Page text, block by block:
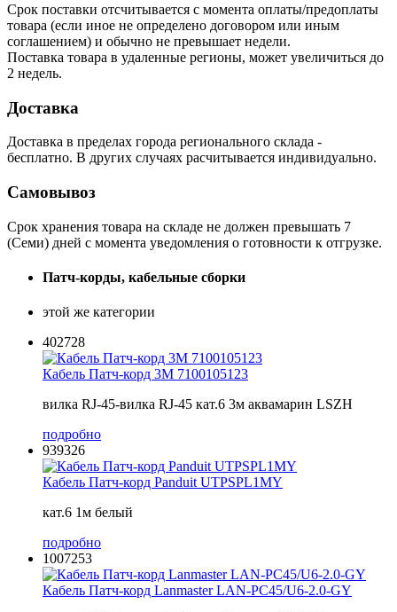
Срок поставки отсчитывается с момента оплаты/предоплаты
товара (если иное не определено договором или иным
соглашением) и обычно не превышает недели.
Поставка товара в удаленные регионы, может увеличиться до
2 недель.
Доставка
Доставка в пределах города регионального склада -
бесплатно. В других случаях расчитывается индивидуально.
Самовывоз
Срок хранения товара на складе не должен превышать 7
(Семи) дней с момента уведомления о готовности к отгрузке.
Патч-корды, кабельные сборки
этой же категории
402728
Кабель Патч-корд 3M 7100105123
вилка RJ-45-вилка RJ-45 кат.6 3м аквамарин LSZH
подробно
939326
Кабель Патч-корд Panduit UTPSPL1MY
кат.6 1м белый
подробно
1007253
Кабель Патч-корд Lanmaster LAN-PC45/U6-2.0-GY